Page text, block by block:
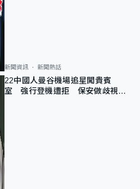
新聞資訊 新聞熱話
22中國人曼谷機場追星闖貴賓
室 強行登機遭拒 保安做歧視手